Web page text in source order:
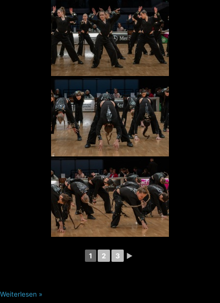
1 2 3 ►
Weiterlesen »